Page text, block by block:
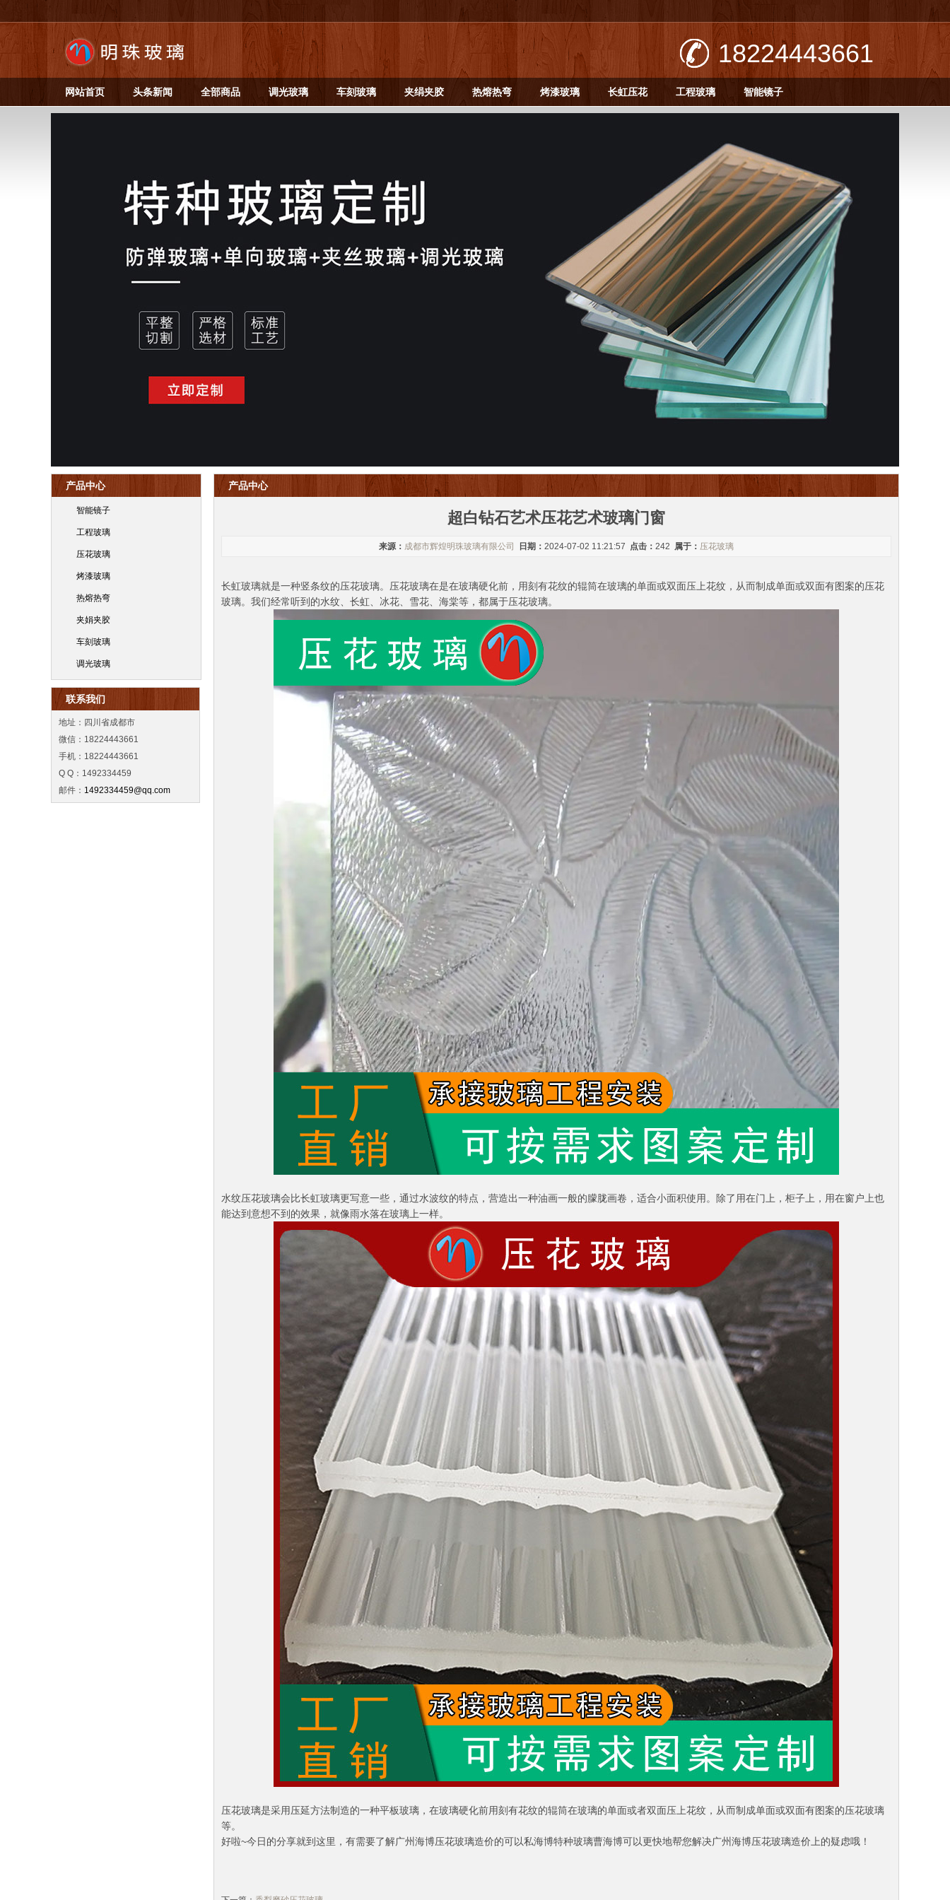
18224443661
网站首页 头条新闻 全部商品 调光玻璃 车刻玻璃 夹绢夹胶 热熔热弯 烤漆玻璃 长虹压花 工程玻璃 智能镜子
产品中心
智能镜子
工程玻璃
压花玻璃
烤漆玻璃
热熔热弯
夹娟夹胶
车刻玻璃
调光玻璃
联系我们
地址：四川省成都市
微信：18224443661
手机：18224443661
Q Q：1492334459
邮件： 1492334459@qq.com
产品中心
超白钻石艺术压花艺术玻璃门窗
来源： 成都市辉煌明珠玻璃有限公司 日期： 2024-07-02 11:21:57 点击： 242 属于： 压花玻璃
长虹玻璃就是一种竖条纹的压花玻璃。压花玻璃在是在玻璃硬化前，用刻有花纹的辊筒在玻璃的单面或双面压上花纹，从而制成单面或双面有图案的压花
玻璃。我们经常听到的水纹、长虹、冰花、雪花、海棠等，都属于压花玻璃。
水纹压花玻璃会比长虹玻璃更写意一些，通过水波纹的特点，营造出一种油画一般的朦胧画卷，适合小面积使用。除了用在门上，柜子上，用在窗户上也
能达到意想不到的效果，就像雨水落在玻璃上一样。
压花玻璃是采用压延方法制造的一种平板玻璃，在玻璃硬化前用刻有花纹的辊筒在玻璃的单面或者双面压上花纹，从而制成单面或双面有图案的压花玻璃
等。
好啦~今日的分享就到这里，有需要了解广州海博压花玻璃造价的可以私海博特种玻璃曹海博可以更快地帮您解决广州海博压花玻璃造价上的疑虑哦！